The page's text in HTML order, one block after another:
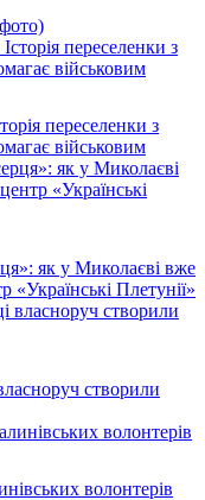
переселенки з
військовим
як у Миколаєві вже
Плетунії»
створили
волонтерів